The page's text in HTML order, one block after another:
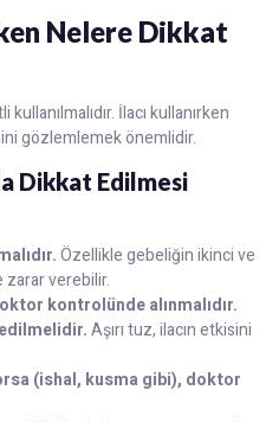
Nelere Dikkat
İlacı kullanırken
gözlemlemek önemlidir.
Dikkat Edilmesi
Özellikle gebeliğin ikinci ve
zarar verebilir.
kontrolünde alınmalıdır.
Aşırı tuz, ilacın etkisini
(ishal, kusma gibi), doktor